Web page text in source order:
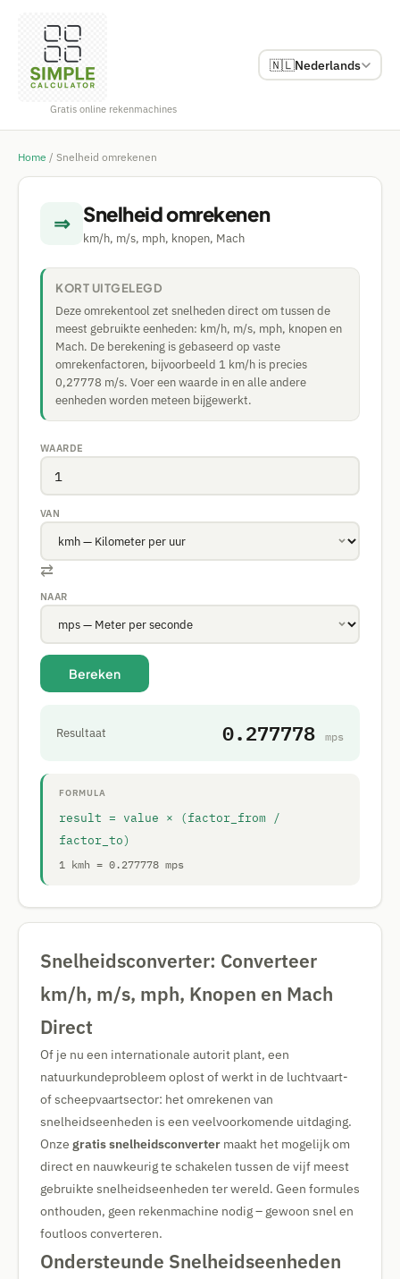
Gratis online rekenmachines
🇳🇱Nederlands
Home / Snelheid omrekenen
⇒ Snelheid omrekenen
km/h, m/s, mph, knopen, Mach
KORT UITGELEGD
Deze omrekentool zet snelheden direct om tussen de
meest gebruikte eenheden: km/h, m/s, mph, knopen en
Mach. De berekening is gebaseerd op vaste
omrekenfactoren, bijvoorbeeld 1 km/h is precies
0,27778 m/s. Voer een waarde in en alle andere
eenheden worden meteen bijgewerkt.
WAARDE
VAN
⇄
NAAR
Bereken
Resultaat 0.277778 mps
FORMULA
result = value × (factor_from /
factor_to)
1 kmh = 0.277778 mps
Snelheidsconverter: Converteer
km/h, m/s, mph, Knopen en Mach
Direct
Of je nu een internationale autorit plant, een
natuurkundeprobleem oplost of werkt in de luchtvaart-
of scheepvaartsector: het omrekenen van
snelheidseenheden is een veelvoorkomende uitdaging.
Onze gratis snelheidsconverter maakt het mogelijk om
direct en nauwkeurig te schakelen tussen de vijf meest
gebruikte snelheidseenheden ter wereld. Geen formules
onthouden, geen rekenmachine nodig – gewoon snel en
foutloos converteren.
Ondersteunde Snelheidseenheden